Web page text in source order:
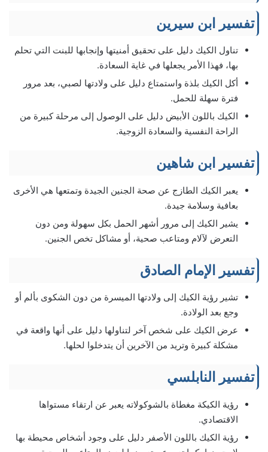
تفسير ابن سيرين
تناول الكيك دليل على تحقيق أمنيتها وإنجابها للبنت التي تحلم
بها، فهذا الأمر يجعلها في غاية السعادة.
أكل الكيك بلذة واستمتاع دليل على ولادتها لصبي، بعد مرور
فترة سهلة للحمل.
الكيك باللون الأبيض دليل على الوصول إلى مرحلة كبيرة من
الراحة النفسية والسعادة الزوجية.
تفسير ابن شاهين
يعبر الكيك الطازج عن صحة الجنين الجيدة وتمتعها هي الأخرى
بعافية وسلامة جيدة.
يشير الكيك إلى مرور أشهر الحمل بكل سهولة ومن دون
التعرض لآلام ومتاعب صحية، أو مشاكل تخص الجنين.
تفسير الإمام الصادق
تشير رؤية الكيك إلى ولادتها الميسرة من دون الشكوى بألم أو
وجع بعد الولادة.
عرض الكيك على شخص آخر لتناولها دليل على أنها واقعة في
مشكلة كبيرة وتريد من الآخرين أن يتدخلوا لحلها.
تفسير النابلسي
رؤية الكيكة مغطاة بالشوكولاته يعبر عن ارتقاء مستواها
الاقتصادي.
رؤية الكيك باللون الأصفر دليل على وجود أشخاص محيطة بها